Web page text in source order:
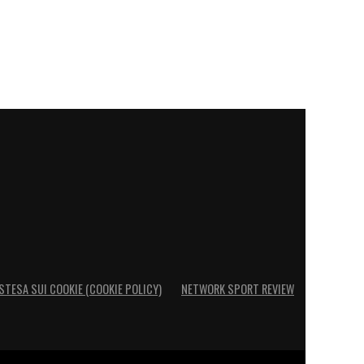
SUI COOKIE (COOKIE POLICY) NETWORK SPORT REVIEW